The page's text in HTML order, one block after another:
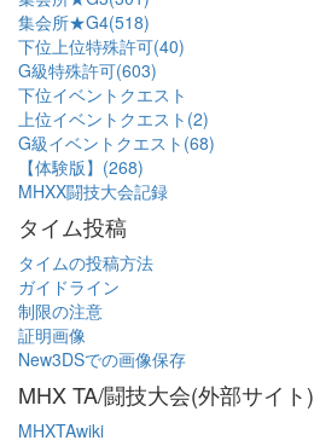
集会所★G4(518)
下位上位特殊許可(40)
G級特殊許可(603)
下位イベントクエスト
上位イベントクエスト(2)
G級イベントクエスト(68)
【体験版】(268)
MHXX闘技大会記録
タイム投稿
タイムの投稿方法
ガイドライン
制限の注意
証明画像
New3DSでの画像保存
MHX TA/闘技大会(外部サイト)
MHXTAwiki